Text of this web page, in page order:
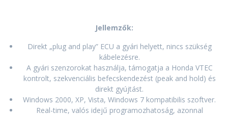
Jellemzők:
Direkt „plug and play” ECU a gyári helyett, nincs szükség
kábelezésre.
A gyári szenzorokat használja, támogatja a Honda VTEC
kontrolt, szekvenciális befecskendezést (peak and hold) és
direkt gyújtást.
Windows 2000, XP, Vista, Windows 7 kompatibilis szoftver.
Real-time, valós idejű programozhatoság, azonnal